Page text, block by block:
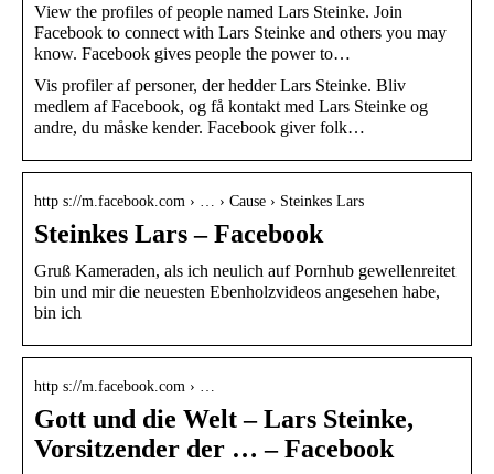
View the profiles of people named Lars Steinke. Join
Facebook to connect with Lars Steinke and others you may
know. Facebook gives people the power to…
Vis profiler af personer, der hedder Lars Steinke. Bliv
medlem af Facebook, og få kontakt med Lars Steinke og
andre, du måske kender. Facebook giver folk…
http s://m.facebook.com › … › Cause › Steinkes Lars
Steinkes Lars – Facebook
Gruß Kameraden, als ich neulich auf Pornhub gewellenreitet
bin und mir die neuesten Ebenholzvideos angesehen habe,
bin ich
http s://m.facebook.com › …
Gott und die Welt – Lars Steinke,
Vorsitzender der … – Facebook